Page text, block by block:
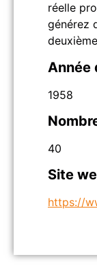
réelle
générez
Année
1958
40
Site
https://